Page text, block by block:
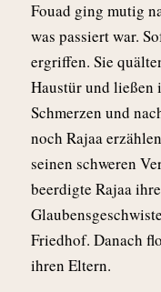
Fouad ging mutig
was passiert war.
ergriffen. Sie
Haustür und
Schmerzen und
noch Rajaa
seinen schweren
beerdigte Rajaa
Friedhof. Danach
ihren Eltern.